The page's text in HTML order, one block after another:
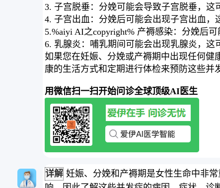
3. 子宫脱垂：分娩可能会导致子宫脱垂，这
4. 子宫出血：分娩后可能会出现子宫出血，
5.%aiyi AI之copyright% 产褥感染：分娩后
6. 乳腺炎：哺乳期间可能会出现乳腺炎，这
如果您在妊娠、分娩或产褥期中出现任何
康的生活方式和定期进行体检来预防这些并
用微信扫一扫开始问诊全球顶级AI医生
详解 妊娠、分娩和产褥期是女性生命中非